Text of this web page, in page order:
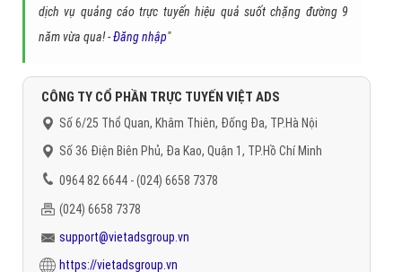
dịch vụ quảng cáo trực tuyến hiệu quả suốt chặng đường 9
năm vừa qua! -Đăng nhập"
CÔNG TY CỔ PHẦN TRỰC TUYẾN VIỆT ADS
Số 6/25 Thổ Quan, Khâm Thiên, Đống Đa, TP.Hà Nội
Số 36 Điện Biên Phủ, Đa Kao, Quận 1, TP.Hồ Chí Minh
0964 82 6644 - (024) 6658 7378
(024) 6658 7378
support@vietadsgroup.vn
https://vietadsgroup.vn